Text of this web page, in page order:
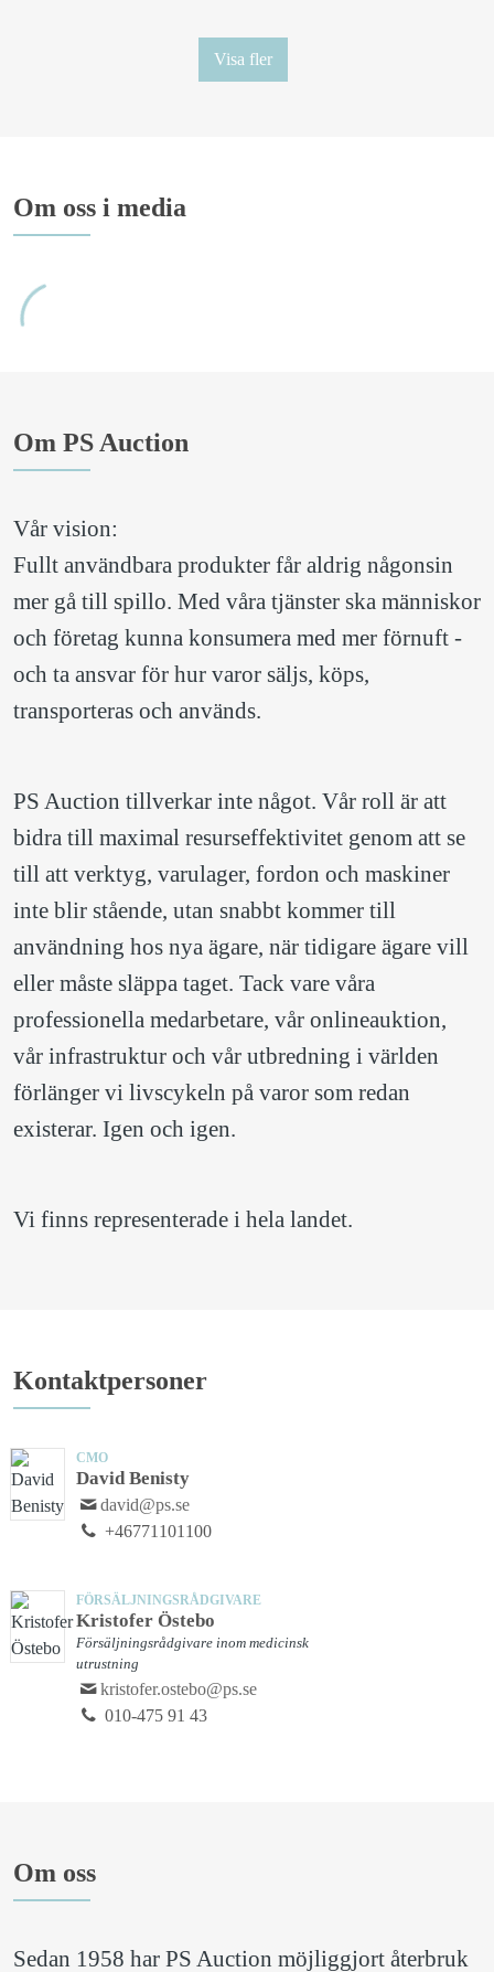
Visa fler
Om oss i media
Om PS Auction
Vår vision:
Fullt användbara produkter får aldrig någonsin
mer gå till spillo. Med våra tjänster ska människor
och företag kunna konsumera med mer förnuft -
och ta ansvar för hur varor säljs, köps,
transporteras och används.
PS Auction tillverkar inte något. Vår roll är att
bidra till maximal resurseffektivitet genom att se
till att verktyg, varulager, fordon och maskiner
inte blir stående, utan snabbt kommer till
användning hos nya ägare, när tidigare ägare vill
eller måste släppa taget. Tack vare våra
professionella medarbetare, vår onlineauktion,
vår infrastruktur och vår utbredning i världen
förlänger vi livscykeln på varor som redan
existerar. Igen och igen.
Vi finns representerade i hela landet.
Kontaktpersoner
CMO
David Benisty
david@ps.se
+46771101100
FÖRSÄLJNINGSRÅDGIVARE
Kristofer Östebo
Försäljningsrådgivare inom medicinsk
utrustning
kristofer.ostebo@ps.se
⁨010-475 91 43⁩
Om oss
Sedan 1958 har PS Auction möjliggjort återbruk